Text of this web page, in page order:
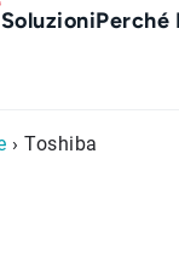
Main
SoluzioniPerché
› Toshiba